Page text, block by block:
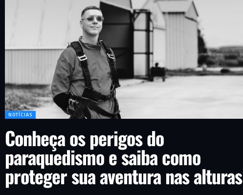
NOTÍCIAS
Conheça os perigos do
paraquedismo e saiba como
proteger sua aventura nas alturas